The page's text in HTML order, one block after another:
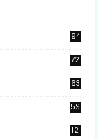
94
72
63
59
12